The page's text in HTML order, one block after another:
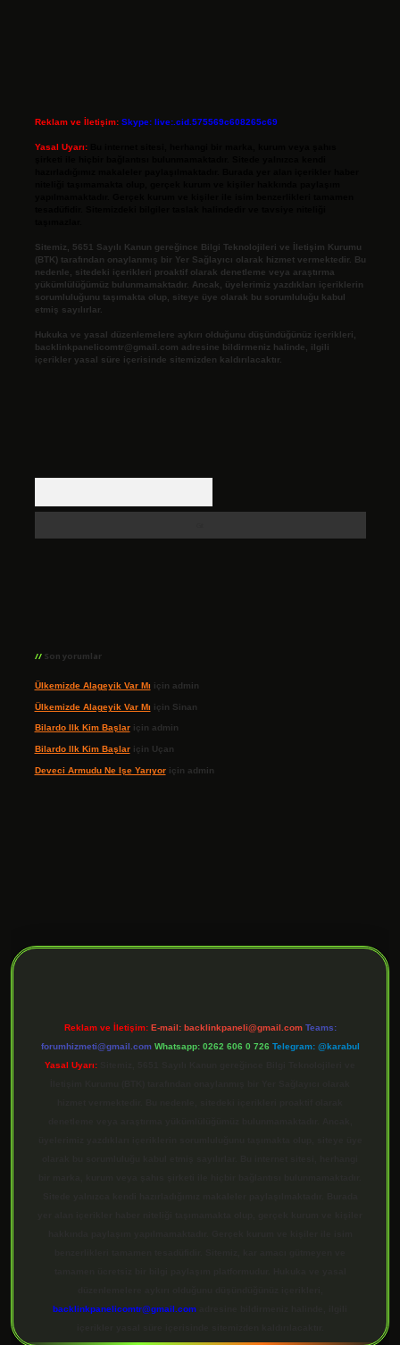
Reklam ve İletişim: Skype: live:.cid.575569c608265c69
Yasal Uyarı:
Sitemiz, 5651 Sayılı Kanun gereğince Bilgi Teknolojileri ve İletişim Kurumu
(BTK) tarafından onaylanmış bir Yer Sağlayıcı olarak hizmet vermektedir. Bu
nedenle, sitedeki içerikleri proaktif olarak denetleme veya araştırma
yükümlülüğümüz bulunmamaktadır. Ancak, üyelerimiz yazdıkları içeriklerin
sorumluluğunu taşımakta olup, siteye üye olarak bu sorumluluğu kabul
etmiş sayılırlar.
Hukuka ve yasal düzenlemelere aykırı olduğunu düşündüğünüz içerikleri,
backlinkpanelicomtr@gmail.com adresine bildirmeniz halinde, ilgili
içerikler yasal süre içerisinde sitemizden kaldırılacaktır.
Son yorumlar
Ülkemizde Alageyik Var Mı için admin
Ülkemizde Alageyik Var Mı için Sinan
Bilardo Ilk Kim Başlariçin admin
Bilardo Ilk Kim Başlariçin Uçan
Deveci Armudu Ne Işe Yarıyoriçin admin
Reklam ve İletişim: E-mail: backlinkpaneli@gmail.com Teams:
forumhizmeti@gmail.com Whatsapp: 0262 606 0 726 Telegram: @karabul
Yasal Uyarı:
backlinkpanelicomtr@gmail.com